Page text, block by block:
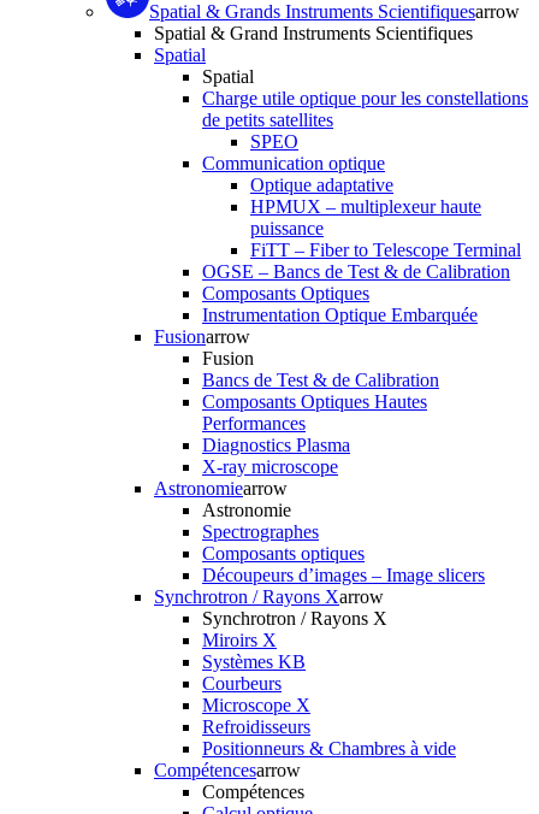
Spatial & Grands Instruments Scientifiquesarrow
Spatial & Grand Instruments Scientifiques
Spatial
Spatial
Charge utile optique pour les constellations
de petits satellites
SPEO
Communication optique
Optique adaptative
HPMUX – multiplexeur haute
puissance
FiTT – Fiber to Telescope Terminal
OGSE – Bancs de Test & de Calibration
Composants Optiques
Instrumentation Optique Embarquée
Fusionarrow
Fusion
Bancs de Test & de Calibration
Composants Optiques Hautes
Performances
Diagnostics Plasma
X-ray microscope
Astronomiearrow
Astronomie
Spectrographes
Composants optiques
Découpeurs d’images – Image slicers
Synchrotron / Rayons Xarrow
Synchrotron / Rayons X
Miroirs X
Systèmes KB
Courbeurs
Microscope X
Refroidisseurs
Positionneurs & Chambres à vide
Compétencesarrow
Compétences